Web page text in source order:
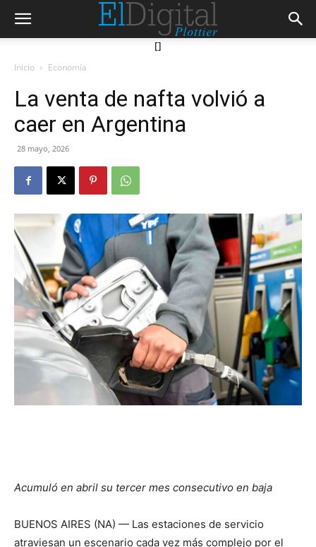
[]
Inicio Economía
La venta de nafta volvió a
caer en Argentina
28 mayo, 2026
Acumuló en abril su tercer mes consecutivo en baja
BUENOS AIRES (NA) — Las estaciones de servicio
atraviesan un escenario cada vez más complejo por el